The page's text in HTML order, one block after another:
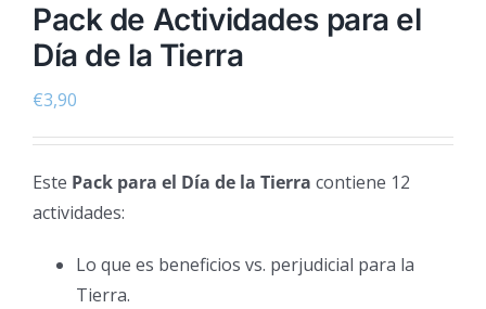
Pack de Actividades para el
Día de la Tierra
€3,90
Este Pack para el Día de la Tierra contiene 12
actividades:
Lo que es beneficios vs. perjudicial para la
Tierra.